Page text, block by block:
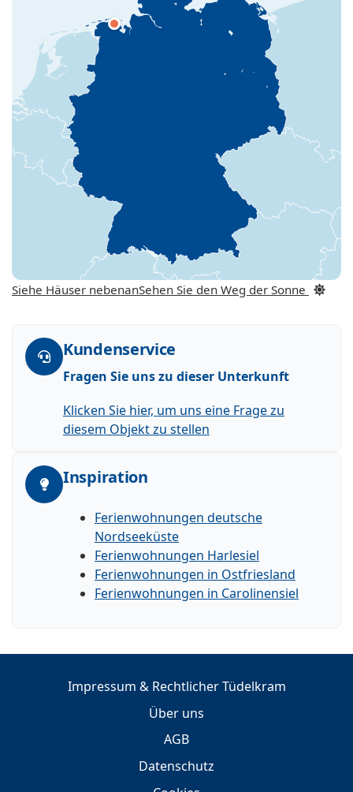
Siehe Häuser nebenanSehen Sie den Weg der Sonne
Kundenservice
Fragen Sie uns zu dieser Unterkunft
Klicken Sie hier, um uns eine Frage zu
diesem Objekt zu stellen
Inspiration
Ferienwohnungen deutsche
Nordseeküste
Ferienwohnungen Harlesiel
Ferienwohnungen in Ostfriesland
Ferienwohnungen in Carolinensiel
Impressum & Rechtlicher Tüdelkram
Über uns
AGB
Datenschutz